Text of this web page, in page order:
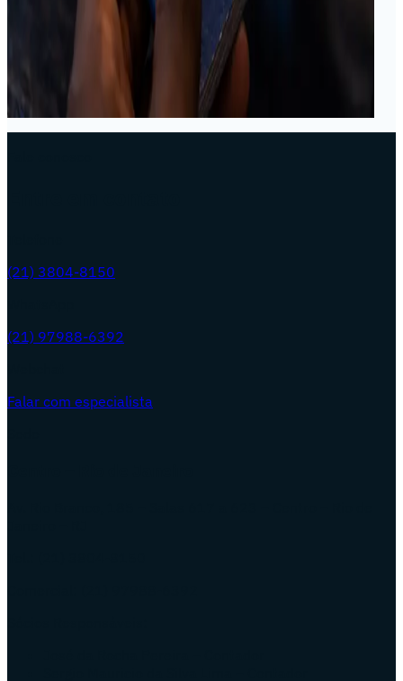
atendimento, pelo e-mail
dp@hiperservicos.com.br
21 3804-8150
WhatsApp
← Voltar para Hiper Orientações
(21) 3804-8150
(21) 97988-6392
Falar com especialista